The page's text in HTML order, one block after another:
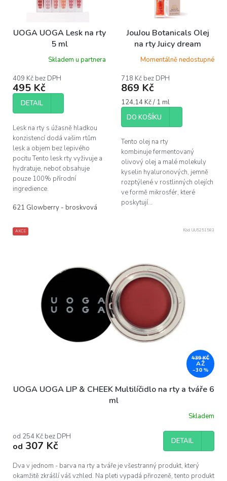
o
d
ů
UOGA UOGA Lesk na rty
5 ml
Skladem u partnera
409 Kč bez DPH
495 Kč
DETAIL
Lesk na rty s úžasně hladkou
konzistencí dodá vašim rtům
lesk a objem bez lepivého
pocitu Tento lesk rty vyživuje a
hydratuje, neboť obsahuje
pouze 100% přírodní
ingredience.
621 Glowberry - broskvová 622 Neonberry - jasně studená růžová
JouJou Botanicals Olej
na rty Juicy dream
velvet, 7ml
Momentálně nedostupné
718 Kč bez DPH
869 Kč
Měrná
cena:
124,14 Kč / 1 ml
DO KOŠÍKU
Tento olej na rty
kombinuje fermentovaný
olivový olej a malé molekuly
kyselin hyaluronových, jemně
rozptýlené v rostlinných olejích
ve formě mikrosfér, které
poskytují...
AKCE
439 KČ
AŽ
–30 %
UOGA UOGA LIP & CHEEK Multilíčidlo na rty a tváře 6
ml
Skladem
od 254 Kč bez DPH
od 307 Kč DETAIL
Dva v jednom - barva na rty a tváře je všestranný produkt, který
okamžitě zkrášlí váš vzhled. Na pleti vypadá přirozeně, tento produkt
Kód: UU5251583